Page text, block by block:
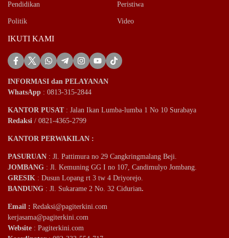
Pendidikan Peristiwa
Politik Video
IKUTI KAMI
INFORMASI dan PELAYANAN
WhatsApp : 0813-315-2844
KANTOR PUSAT: Jalan Ikan Lumba-lumba 1 No 10 Surabaya
Redaksi / 0821-4365-2799
KANTOR PERWAKILAN :
PASURUAN : Jl. Pattimura no 29 Cangkringmalang Beji.
JOMBANG : Jl. Kemuning GG I no 107, Candimulyo Jombang.
GRESIK : Dusun Lopang rt 3 tw 4 Driyorejo.
BANDUNG : Jl. Sukarame 2 No. 32 Cidurian.
Email : Redaksi@pagiterkini.com
kerjasama@pagiterkini.com
Website : Pagiterkini.com